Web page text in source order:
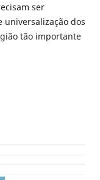
ser
universalização dos
tão importante